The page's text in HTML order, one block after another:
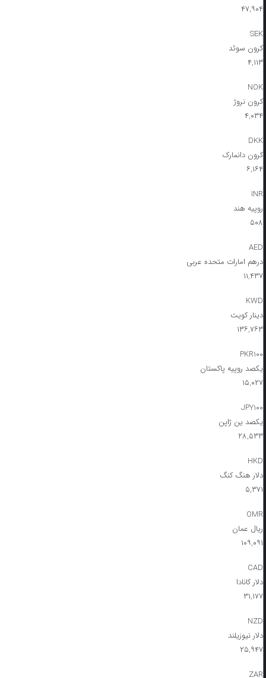
۴۷,۹۰۴
SEK
کرون سوئد
۴,۱۱۳
NOK
کرون نروژ
۴,۰۳۴
DKK
کرون دانمارک
۶,۱۶۴
INR
روپیه هند
۵۰۸
AED
درهم امارات متحده عربی
۱۱,۴۳۷
KWD
دینار کویت
۱۳۶,۷۶۳
PKR100
یکصد روپیه پاکستان
۱۵,۰۲۷
JPY100
یکصد ین ژاپن
۲۸,۵۳۳
HKD
دلار هنگ کنگ
۵,۳۷۱
OMR
ریال عمان
۱۰۹,۰۹۱
CAD
دلار کانادا
۳۱,۱۷۷
NZD
دلار نیوزیلند
۲۵,۹۴۷
ZAR